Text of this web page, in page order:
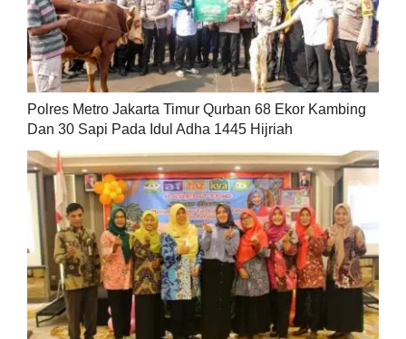
Polres Metro Jakarta Timur Qurban 68 Ekor Kambing
Dan 30 Sapi Pada Idul Adha 1445 Hijriah